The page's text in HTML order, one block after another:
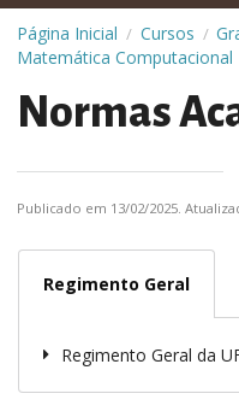
Página Inicial / Cursos /
Matemática Computacional
Normas
Publicado em 13/02/2025.
Regimento Geral
Regimento Geral da